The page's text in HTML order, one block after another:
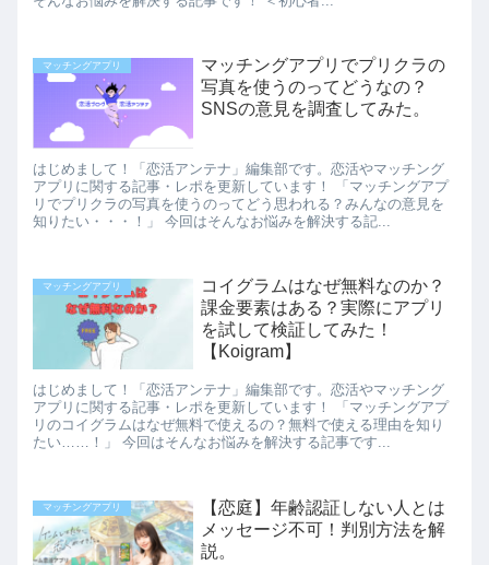
マッチングアプリ
マッチングアプリでプリクラの
写真を使うのってどうなの？
SNSの意見を調査してみた。
はじめまして！「恋活アンテナ」編集部です。恋活やマッチング
アプリに関する記事・レポを更新しています！ 「マッチングアプ
リでプリクラの写真を使うのってどう思われる？みんなの意見を
知りたい・・・！」 今回はそんなお悩みを解決する記...
マッチングアプリ
コイグラムはなぜ無料なのか？
課金要素はある？実際にアプリ
を試して検証してみた！
【Koigram】
はじめまして！「恋活アンテナ」編集部です。恋活やマッチング
アプリに関する記事・レポを更新しています！ 「マッチングアプ
リのコイグラムはなぜ無料で使えるの？無料で使える理由を知り
たい……！」 今回はそんなお悩みを解決する記事です...
マッチングアプリ
【恋庭】年齢認証しない人とは
メッセージ不可！判別方法を解
説。